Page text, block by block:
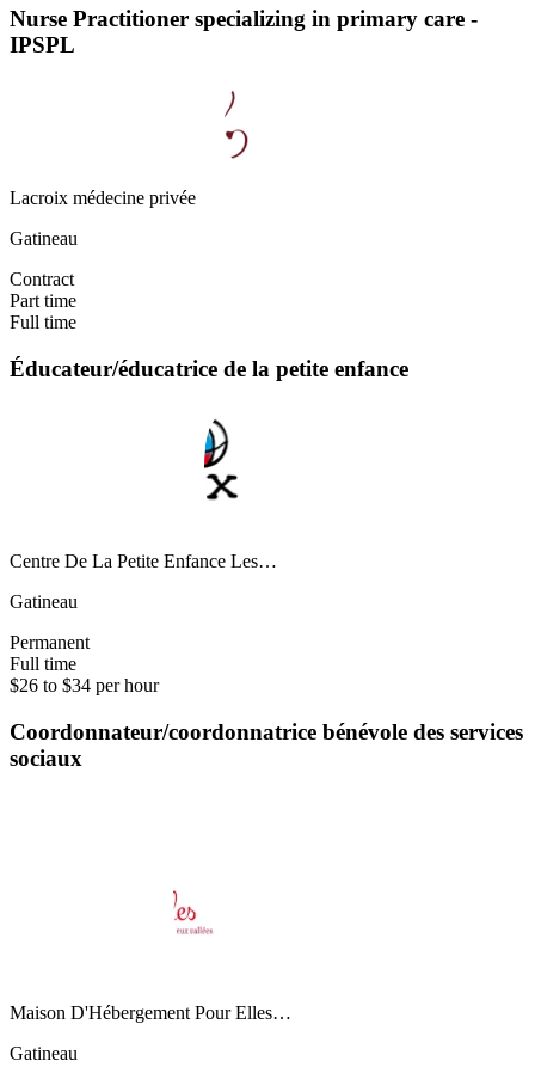
Nurse Practitioner specializing in primary care -
IPSPL
Lacroix médecine privée
Gatineau
Contract
Part time
Full time
Éducateur/éducatrice de la petite enfance
Centre De La Petite Enfance Les…
Gatineau
Permanent
Full time
$26 to $34 per hour
Coordonnateur/coordonnatrice bénévole des services
sociaux
Maison D'Hébergement Pour Elles…
Gatineau